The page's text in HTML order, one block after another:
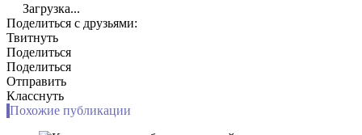
Загрузка...
Поделиться с друзьями:
Твитнуть
Поделиться
Поделиться
Отправить
Класснуть
Похожие публикации